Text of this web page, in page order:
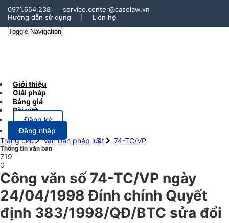
0971.654.238
service.center@caselaw.vn
Hướng dẫn sử dụng
Liên hệ
Toggle Navigation
Giới thiệu
Giải pháp
Bảng giá
Bài viết
Đăng ký
Đăng nhập
Trang chủ
Văn bản pháp luật 74-TC/VP
Thông tin văn bản
719
0
Công văn số 74-TC/VP ngày
24/04/1998 Đính chính Quyết
định 383/1998/QĐ/BTC sửa đổi